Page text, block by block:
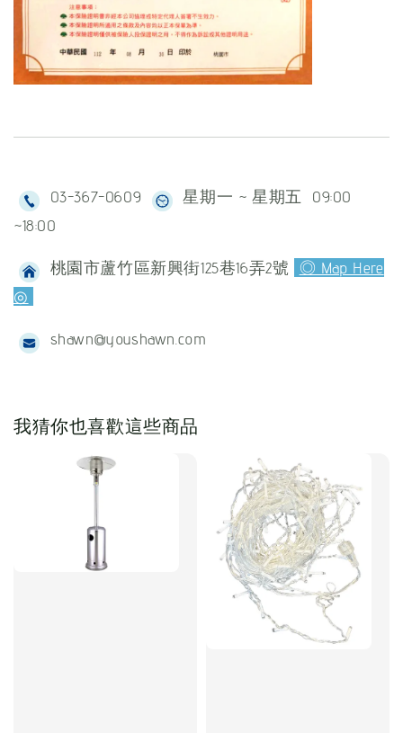
03-367-0609
星期一 ~ 星期五 09:00
~18:00
桃園市蘆竹區新興街125巷16弄2號
◎ Map Here
◎
shawn@youshawn.com
我猜你也喜歡這些商品